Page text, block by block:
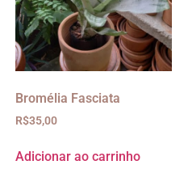
Bromélia Fasciata
R$35,00
Adicionar ao carrinho